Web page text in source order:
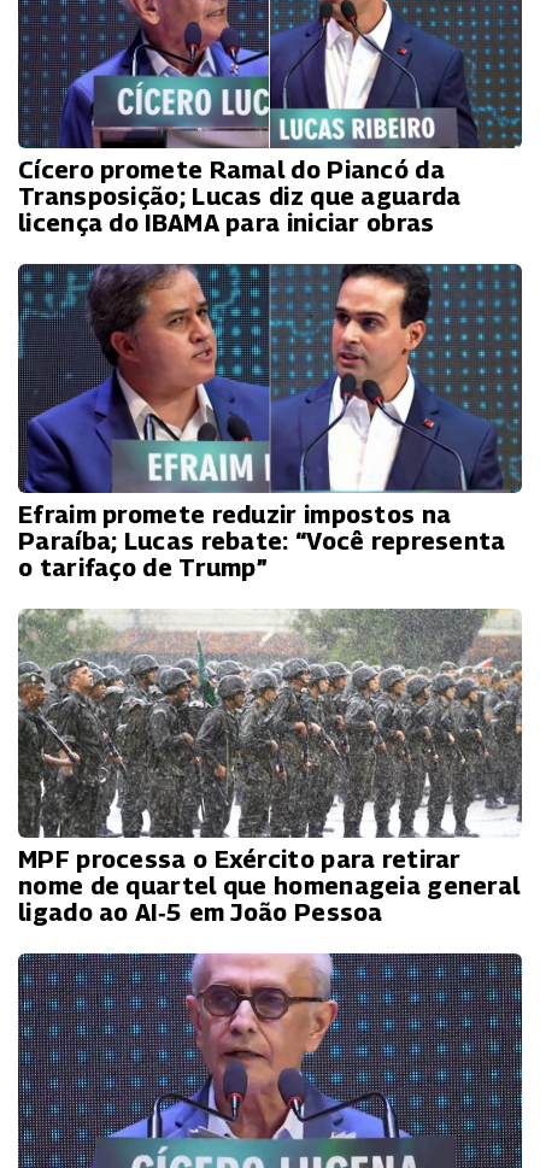
Cícero promete Ramal do Piancó da
Transposição; Lucas diz que aguarda
licença do IBAMA para iniciar obras
Efraim promete reduzir impostos na
Paraíba; Lucas rebate: “Você representa
o tarifaço de Trump”
MPF processa o Exército para retirar
nome de quartel que homenageia general
ligado ao AI‑5 em João Pessoa